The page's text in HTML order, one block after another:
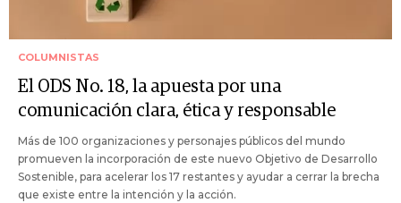
COLUMNISTAS
El ODS No. 18, la apuesta por una
comunicación clara, ética y responsable
Más de 100 organizaciones y personajes públicos del mundo
promueven la incorporación de este nuevo Objetivo de Desarrollo
Sostenible, para acelerar los 17 restantes y ayudar a cerrar la brecha
que existe entre la intención y la acción.